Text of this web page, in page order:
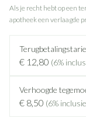
Als je recht hebt op een
apotheek een verlaagde
€ 12,80 (6%
Verhoogde
€ 8,50 (6%